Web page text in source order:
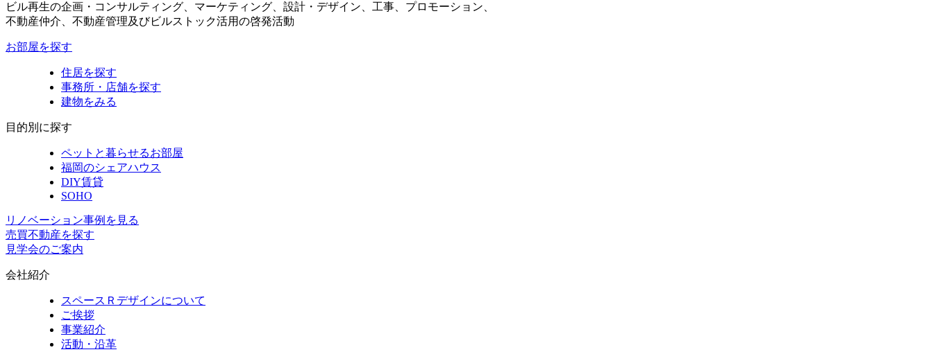
ビル再生の企画・コンサルティング、マーケティング、設計・デザイン、工事、プロモーション、
不動産仲介、不動産管理及びビルストック活用の啓発活動
お部屋を探す
住居を探す
事務所・店舗を探す
建物をみる
目的別に探す
ペットと暮らせるお部屋
福岡のシェアハウス
DIY賃貸
SOHO
リノベーション事例を見る
売買不動産を探す
見学会のご案内
会社紹介
スペースＲデザインについて
ご挨拶
事業紹介
活動・沿革